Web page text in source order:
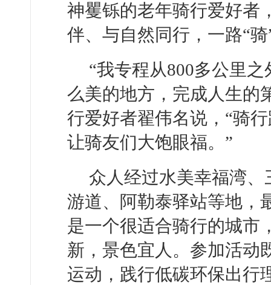
神矍铄的老年骑行爱好者
伴、与自然同行，一路“
“我专程从800多公里
么美的地方，完成人生的
行爱好者翟伟名说，“骑
让骑友们大饱眼福。”
众人经过水美幸福湾
游道、阿勒泰驿站等地，
是一个很适合骑行的城市
新，景色宜人。参加活动
运动，践行低碳环保出行